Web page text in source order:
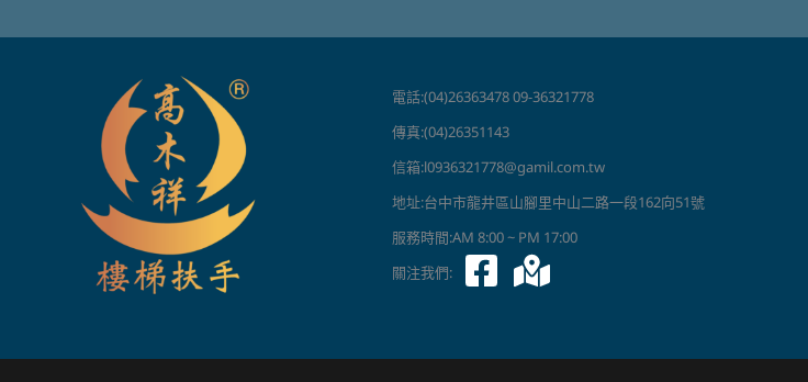
電話:(04)26363478 09-36321778
傳真:(04)26351143
信箱:l0936321778@gamil.com.tw
地址:台中市龍井區山腳里中山二路一段162向51號
服務時間:AM 8:00 ~ PM 17:00
關注我們: